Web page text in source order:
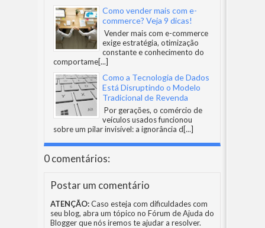
Como vender mais com e-
commerce? Veja 9 dicas!
Vender mais com e-commerce
exige estratégia, otimização
constante e conhecimento do
comportame[...]
Como a Tecnologia de Dados
Está Disruptindo o Modelo
Tradicional de Revenda
Por gerações, o comércio de
veículos usados funcionou
sobre um pilar invisível: a ignorância d[...]
0 comentários:
Postar um comentário
ATENÇÃO:Caso esteja com dificuldades com
seu blog, abra um tópico no Fórum de Ajuda do
Bloggerque nós iremos te ajudar a resolver.